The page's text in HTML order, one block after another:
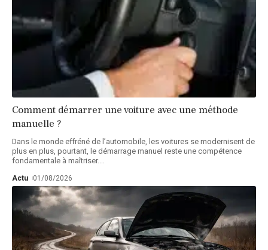
Comment démarrer une voiture avec une méthode
manuelle ?
Dans le monde effréné de l’automobile, les voitures se modernisent de
plus en plus, pourtant, le démarrage manuel reste une compétence
fondamentale à maîtriser.…
Actu 01/08/2026